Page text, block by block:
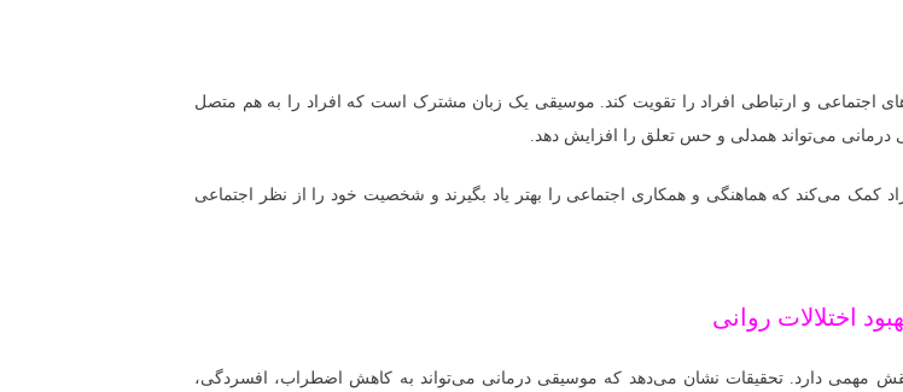
اجتماعی و ارتباطی افراد را تقویت کند. موسیقی یک زبان مشترک است که افراد را به هم متصل
درمانی می‌تواند همدلی و حس تعلق را افزایش دهد.
کمک می‌کند که هماهنگی و همکاری اجتماعی را بهتر یاد بگیرند و شخصیت خود را از نظر اجتماعی
اختلالات روانی
نقش مهمی دارد. تحقیقات نشان می‌دهد که موسیقی درمانی می‌تواند به کاهش اضطراب، افسردگی،